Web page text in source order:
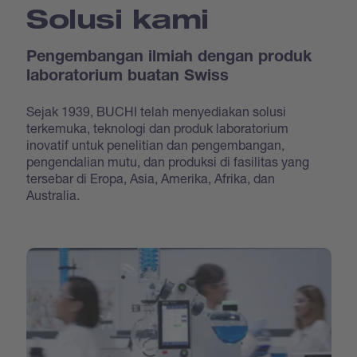
Solusi kami
Pengembangan ilmiah dengan produk
laboratorium buatan Swiss
Sejak 1939, BUCHI telah menyediakan solusi
terkemuka, teknologi dan produk laboratorium
inovatif untuk penelitian dan pengembangan,
pengendalian mutu, dan produksi di fasilitas yang
tersebar di Eropa, Asia, Amerika, Afrika, dan
Australia.